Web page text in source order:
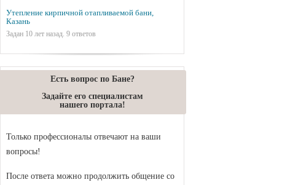
Утепление кирпичной отапливаемой бани,
Казань
Задан 10 лет назад. 9 ответов
Есть вопрос по Бане?
Задайте его специалистам
нашего портала!
Только профессионалы отвечают на ваши
вопросы!
После ответа можно продолжить общение со